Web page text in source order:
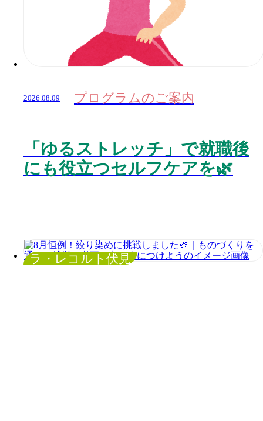
2026.08.09 プログラムのご案内
「ゆるストレッチ」で就職後
にも役立つセルフケアを🌿
ラ・レコルト伏見